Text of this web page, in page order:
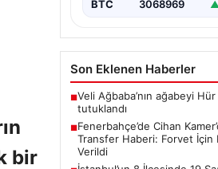
bir
onarım çalışmaları
Son Eklenen Haberler
tutuklandı
Fenerbahçe’de Cihan
Transfer Haberi: Forvet İçin